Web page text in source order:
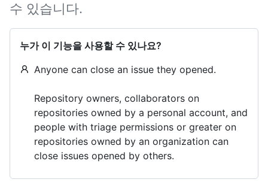
수 있습니다.
누가 이 기능을 사용할 수 있나요?
Anyone can close an issue they opened.
Repository owners, collaborators on
repositories owned by a personal account, and
people with triage permissions or greater on
repositories owned by an organization can
close issues opened by others.